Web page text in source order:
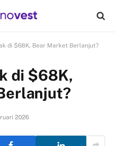
di $68K, Bear Market Berlanjut?
di $68K,
2026